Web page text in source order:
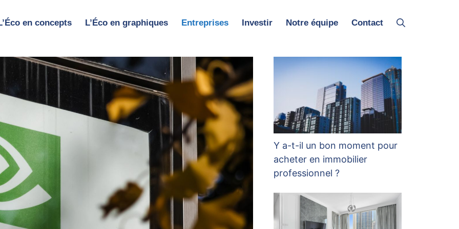
en concepts L’Éco en graphiques Entreprises Investir Notre équipe Contact
Y a-t-il un bon moment pour
acheter en immobilier
professionnel ?